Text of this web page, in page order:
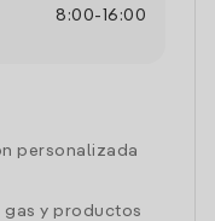
8:00- 16:00
personalizada
y productos